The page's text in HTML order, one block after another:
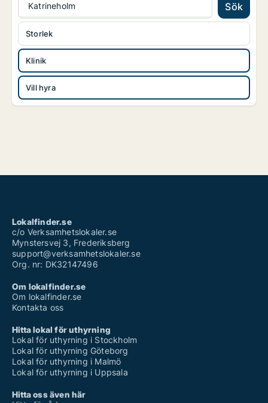
Katrineholm Sök
Klinik
Vill hyra
Storlek
Lokalfinder.se
c/o Verksamhetslokaler.se
Mynstersvej 3, Frederiksberg
support@verksamhetslokaler.se
Org. nr: DK32147496
Om lokalfinder.se
Om lokalfinder.se
Kontakta oss
Hitta lokal för uthyrning
Lokal för uthyrning i Stockholm
Lokal för uthyrning Göteborg
Lokal för uthyrning i Malmö
Lokal för uthyrning i Uppsala
Hitta oss även här